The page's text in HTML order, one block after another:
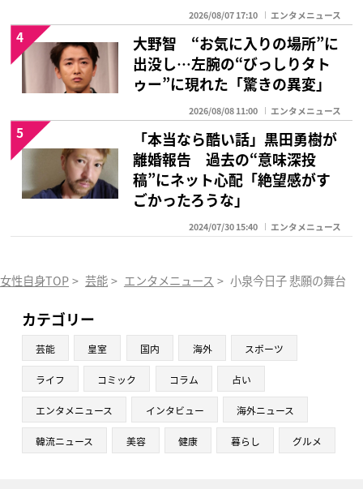
2026/08/07 17:10 エンタメニュース
大野智 “お気に入りの場所”に
出没し…左腕の“びっしりタト
ゥー”に現れた「驚きの異変」
2026/08/08 11:00 エンタメニュース
4
「本当なら酷い話」黒田勇樹が
離婚報告 過去の“意味深投
稿”にネット心配「絶望感がす
ごかったろうな」
2024/07/30 15:40 エンタメニュース
5
女性自身TOP > 芸能 > エンタメニュース > 小泉今日子 悲願の舞台
カテゴリー
芸能 皇室 国内 海外 スポーツ
ライフ コミック コラム 占い
エンタメニュース インタビュー 海外ニュース
韓流ニュース 美容 健康 暮らし グルメ